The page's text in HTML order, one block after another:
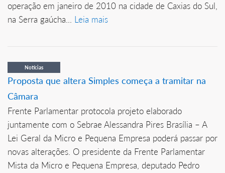
operação em janeiro de 2010 na cidade de Caxias do Sul,
na Serra gaúcha... Leia mais
Notícias
Proposta que altera Simples começa a tramitar na
Câmara
Frente Parlamentar protocola projeto elaborado
juntamente com o Sebrae Alessandra Pires Brasília – A
Lei Geral da Micro e Pequena Empresa poderá passar por
novas alterações. O presidente da Frente Parlamentar
Mista da Micro e Pequena Empresa, deputado Pedro